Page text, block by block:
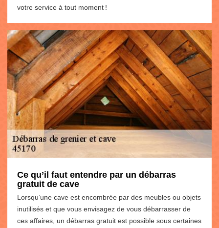
votre service à tout moment !
Ce qu’il faut entendre par un débarras
gratuit de cave
Lorsqu’une cave est encombrée par des meubles ou objets
inutilisés et que vous envisagez de vous débarrasser de
ces affaires, un débarras gratuit est possible sous certaines